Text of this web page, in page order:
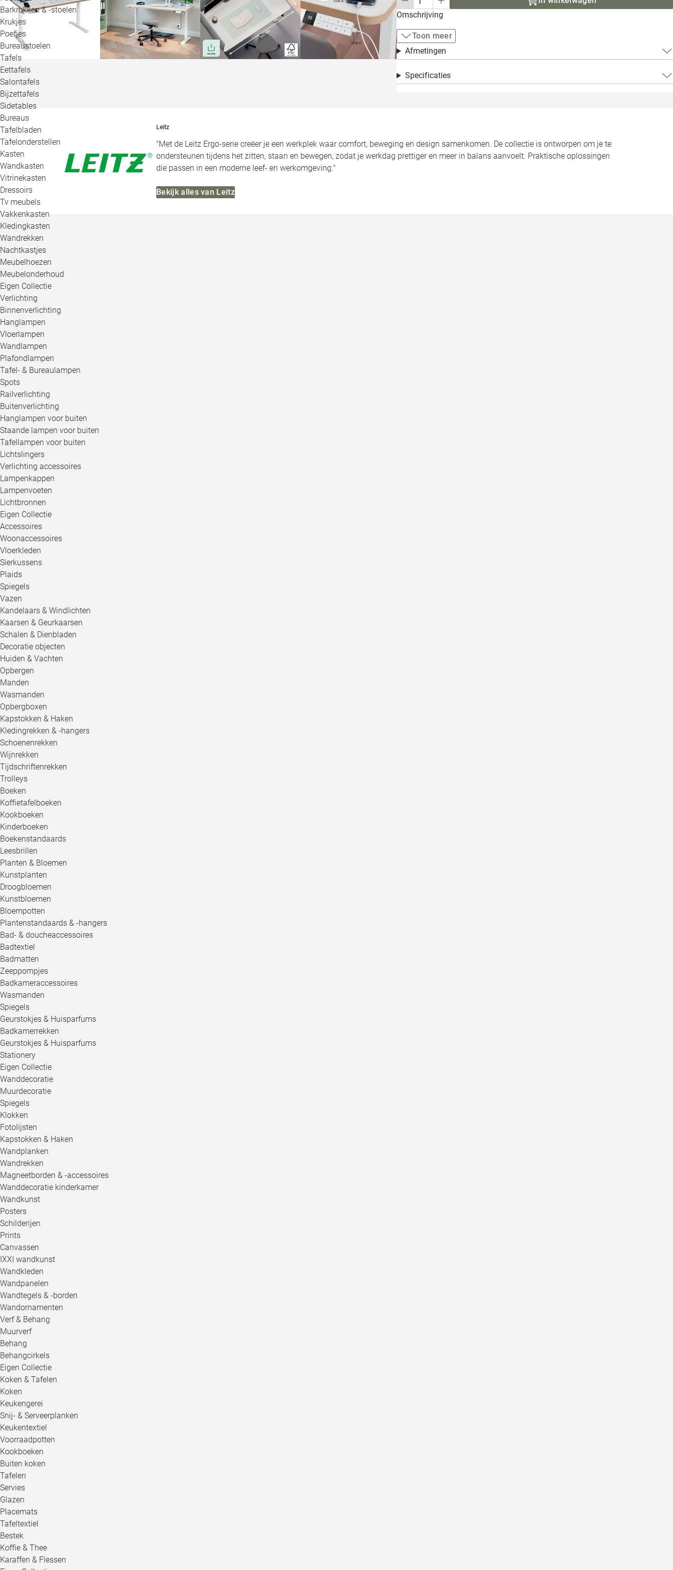
Barkrukken & -stoelen
Krukjes
Poefjes
Bureaustoelen
Tafels
Eettafels
Salontafels
Bijzettafels
Sidetables
Bureaus
Tafelbladen
Tafelonderstellen
Kasten
Wandkasten
Vitrinekasten
Dressoirs
Tv meubels
Vakkenkasten
Kledingkasten
Wandrekken
Nachtkastjes
Meubelhoezen
Meubelonderhoud
Eigen Collectie
Verlichting
Binnenverlichting
Hanglampen
Vloerlampen
Wandlampen
Plafondlampen
Tafel- & Bureaulampen
Spots
Railverlichting
Buitenverlichting
Hanglampen voor buiten
Staande lampen voor buiten
Tafellampen voor buiten
Lichtslingers
Verlichting accessoires
Lampenkappen
Lampenvoeten
Lichtbronnen
Eigen Collectie
Accessoires
Woonaccessoires
Vloerkleden
Sierkussens
Plaids
Spiegels
Vazen
Kandelaars & Windlichten
Kaarsen & Geurkaarsen
Schalen & Dienbladen
Decoratie objecten
Huiden & Vachten
Opbergen
Manden
Wasmanden
Opbergboxen
Kapstokken & Haken
Kledingrekken & -hangers
Schoenenrekken
Wijnrekken
Tijdschriftenrekken
Trolleys
Boeken
Koffietafelboeken
Kookboeken
Kinderboeken
Boekenstandaards
Leesbrillen
Planten & Bloemen
Kunstplanten
Droogbloemen
Kunstbloemen
Bloempotten
Plantenstandaards & -hangers
Bad- & doucheaccessoires
Badtextiel
Badmatten
Zeeppompjes
Badkameraccessoires
Wasmanden
Spiegels
Geurstokjes & Huisparfums
Badkamerrekken
Geurstokjes & Huisparfums
Stationery
Eigen Collectie
Wanddecoratie
Muurdecoratie
Spiegels
Klokken
Fotolijsten
Kapstokken & Haken
Wandplanken
Wandrekken
Magneetborden & -accessoires
Wanddecoratie kinderkamer
Wandkunst
Posters
Schilderijen
Prints
Canvassen
IXXI wandkunst
Wandkleden
Wandpanelen
Wandtegels & -borden
Wandornamenten
Verf & Behang
Muurverf
Behang
Behangcirkels
Eigen Collectie
Koken & Tafelen
Koken
Keukengerei
Snij- & Serveerplanken
Keukentextiel
Voorraadpotten
Kookboeken
Buiten koken
Tafelen
Servies
Glazen
Placemats
Tafeltextiel
Bestek
Koffie & Thee
Karaffen & Flessen
Alle
Omschrijving
Toon meer
Afmetingen
Specificaties
Leitz
"Met de Leitz Ergo‑serie creëer je een werkplek waar comfort, beweging en design samenkomen. De collectie is ontworpen om je te
ondersteunen tijdens het zitten, staan en bewegen, zodat je werkdag prettiger en meer in balans aanvoelt. Praktische oplossingen
die passen in een moderne leef‑ en werkomgeving."
Bekijk alles van Leitz